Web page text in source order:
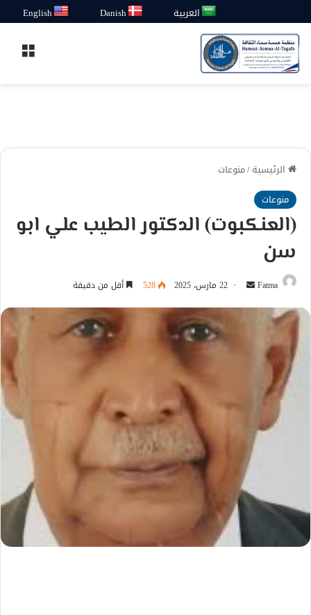
العربية Danish
English
الرئيسية/منوعات
منوعات
(العنكبوت) الدكتور الطيب علي ابو
سن
Fatma
أرسل 22 مارس، 2025 528 أقل من دقيقة